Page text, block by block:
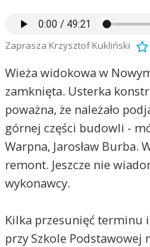
Zaprasza Krzysztof Kukliński
Wieża widokowa w
zamknięta. Usterka
poważna, że należało
górnej części budowli -
Warpna, Jarosław Burba.
remont. Jeszcze nie
wykonawcy.
Kilka przesunięć terminu
przy Szkole Podstawowej